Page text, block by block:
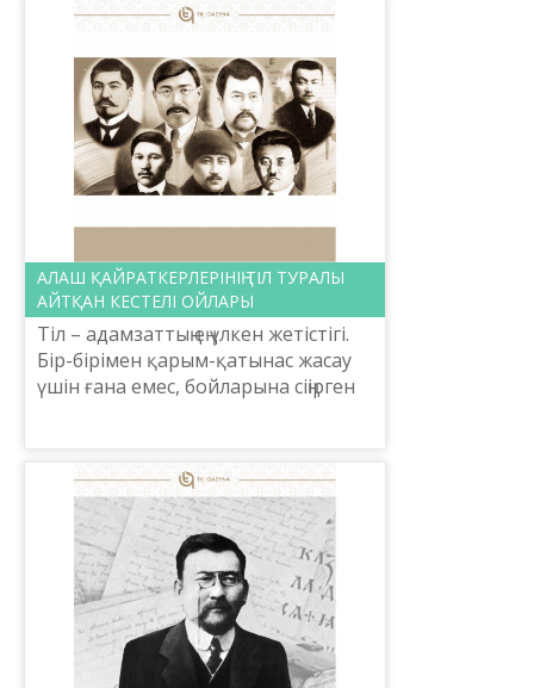
деп хабарлайды «Хабар 24».
Егемендік...
АЛАШ ҚАЙРАТКЕРЛЕРІНІҢ ТІЛ ТУРАЛЫ
АЙТҚАН КЕСТЕЛІ ОЙЛАРЫ
Тіл – адамзаттың ең үлкен жетістігі.
Бір-бірімен қарым-қатынас жасау
үшін ғана емес, бойларына сіңірген